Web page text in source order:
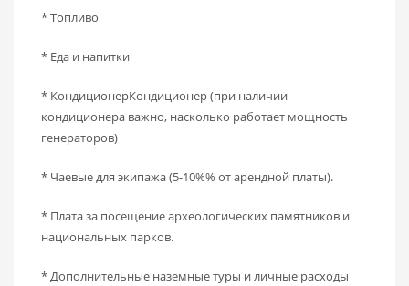
* Топливо
* Еда и напитки
* КондиционерКондиционер (при наличии
кондиционера важно, насколько работает мощность
генераторов)
* Чаевые для экипажа (5-10%% от арендной платы).
* Плата за посещение археологических памятников и
национальных парков.
* Дополнительные наземные туры и личные расходы